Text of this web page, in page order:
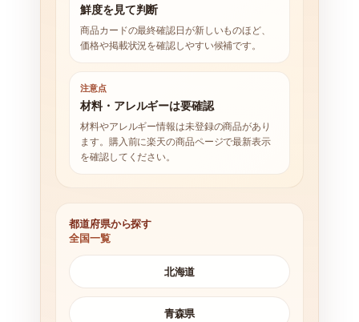
鮮度を見て判断
商品カードの最終確認日が新しいものほど、
価格や掲載状況を確認しやすい候補です。
注意点
材料・アレルギーは要確認
材料やアレルギー情報は未登録の商品があり
ます。購入前に楽天の商品ページで最新表示
を確認してください。
都道府県から探す
全国一覧
北海道
青森県